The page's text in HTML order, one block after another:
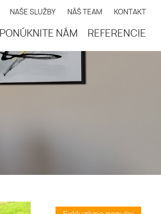
NAŠE SLUŽBY NÁŠ TEAM KONTAKT
PONÚKNITE NÁM REFERENCIE